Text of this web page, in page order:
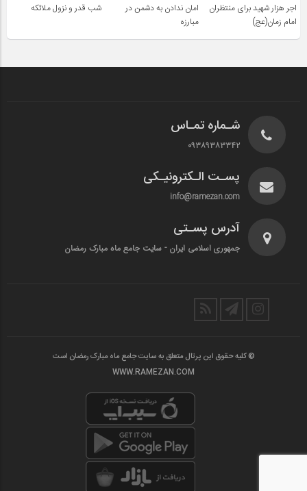
اجر هزار شهید برای منتظران
امام زمان(عج)
امان ندادن به دشمن در
مبارزه
شب قدر و نزول ملائکه
شـماره تمـاس
۰۹۳۸۹۳۸۳۳۴۲
پسـت الـکترونیـکی
info@ramezan.com
آدرس پسـتی
جمهوری اسلامی ایران - سایت جامع ماه مبارک رمضان
© کلیه حقوق این پرتال متعلق به سایت جامع ماه مبارک رمضان است
WWW.RAMEZAN.COM